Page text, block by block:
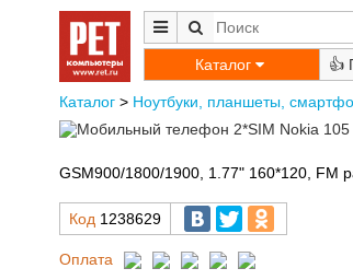
Каталог 👍
Каталог> Ноутбуки, планшеты,
GSM900/1800/1900, 1.77" 160*120, FM
Код 1238629
Оплата